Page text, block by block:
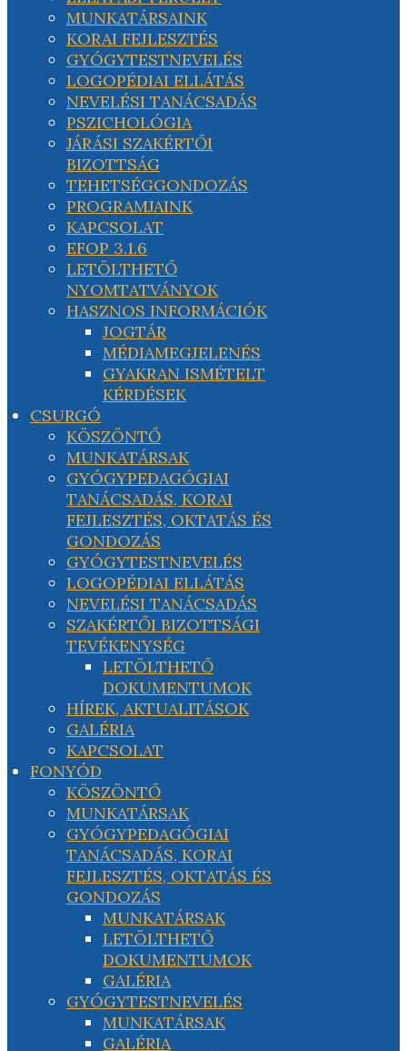
MUNKATÁRSAINK
KORAI FEJLESZTÉS
GYÓGYTESTNEVELÉS
LOGOPÉDIAI ELLÁTÁS
NEVELÉSI TANÁCSADÁS
PSZICHOLÓGIA
JÁRÁSI SZAKÉRTŐI
BIZOTTSÁG
TEHETSÉGGONDOZÁS
PROGRAMJAINK
KAPCSOLAT
EFOP 3.1.6
LETÖLTHETŐ
NYOMTATVÁNYOK
HASZNOS INFORMÁCIÓK
JOGTÁR
MÉDIAMEGJELENÉS
GYAKRAN ISMÉTELT
KÉRDÉSEK
CSURGÓ
KÖSZÖNTŐ
MUNKATÁRSAK
GYÓGYPEDAGÓGIAI
TANÁCSADÁS, KORAI
FEJLESZTÉS, OKTATÁS ÉS
GONDOZÁS
GYÓGYTESTNEVELÉS
LOGOPÉDIAI ELLÁTÁS
NEVELÉSI TANÁCSADÁS
SZAKÉRTŐI BIZOTTSÁGI
TEVÉKENYSÉG
LETÖLTHETŐ
DOKUMENTUMOK
HÍREK, AKTUALITÁSOK
GALÉRIA
KAPCSOLAT
FONYÓD
KÖSZÖNTŐ
MUNKATÁRSAK
GYÓGYPEDAGÓGIAI
TANÁCSADÁS, KORAI
FEJLESZTÉS, OKTATÁS ÉS
GONDOZÁS
MUNKATÁRSAK
LETÖLTHETŐ
DOKUMENTUMOK
GALÉRIA
GYÓGYTESTNEVELÉS
MUNKATÁRSAK
GALÉRIA